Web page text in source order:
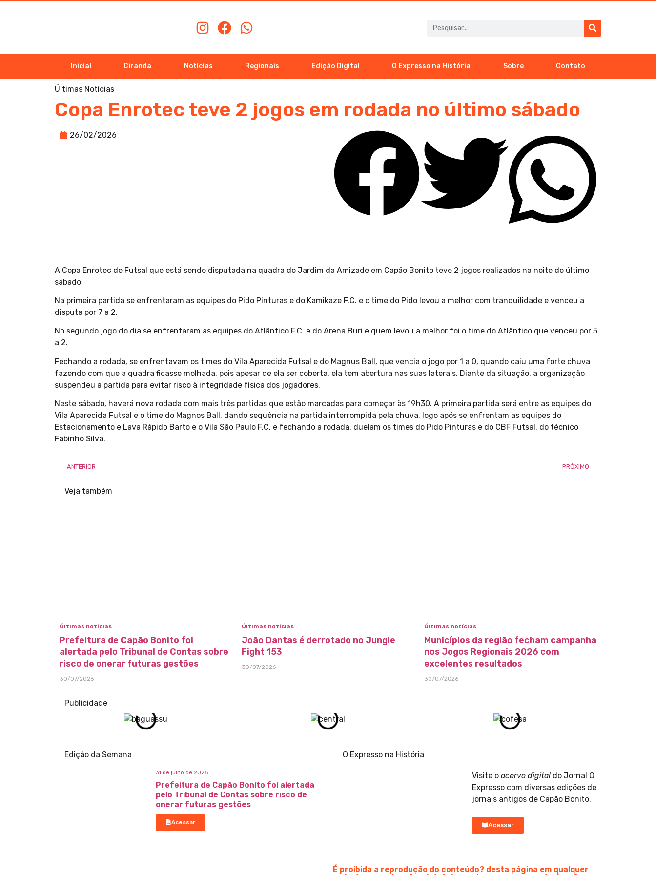
Inicial Ciranda Notícias Regionais Edição Digital O Expresso na História Sobre Contato
Últimas Notícias
Copa Enrotec teve 2 jogos em rodada no último sábado
26/02/2026
A Copa Enrotec de Futsal que está sendo disputada na quadra do Jardim da Amizade em Capão Bonito teve 2 jogos realizados na noite do último
sábado.
Na primeira partida se enfrentaram as equipes do Pido Pinturas e do Kamikaze F.C. e o time do Pido levou a melhor com tranquilidade e venceu a
disputa por 7 a 2.
No segundo jogo do dia se enfrentaram as equipes do Atlântico F.C. e do Arena Buri e quem levou a melhor foi o time do Atlântico que venceu por 5
a 2.
Fechando a rodada, se enfrentavam os times do Vila Aparecida Futsal e do Magnus Ball, que vencia o jogo por 1 a 0, quando caiu uma forte chuva
fazendo com que a quadra ficasse molhada, pois apesar de ela ser coberta, ela tem abertura nas suas laterais. Diante da situação, a organização
suspendeu a partida para evitar risco à integridade física dos jogadores.
Neste sábado, haverá nova rodada com mais três partidas que estão marcadas para começar às 19h30. A primeira partida será entre as equipes do
Vila Aparecida Futsal e o time do Magnos Ball, dando sequência na partida interrompida pela chuva, logo após se enfrentam as equipes do
Estacionamento e Lava Rápido Barto e o Vila São Paulo F.C. e fechando a rodada, duelam os times do Pido Pinturas e do CBF Futsal, do técnico
Fabinho Silva.
ANTERIOR PRÓXIMO
Veja também
Últimas notícias
Prefeitura de Capão Bonito foi
alertada pelo Tribunal de Contas sobre
risco de onerar futuras gestões
30/07/2026
Últimas notícias
João Dantas é derrotado no Jungle
Fight 153
30/07/2026
Últimas notícias
Municípios da região fecham campanha
nos Jogos Regionais 2026 com
excelentes resultados
30/07/2026
Publicidade
Edição da Semana
31 de julho de 2026
Prefeitura de Capão Bonito foi alertada
pelo Tribunal de Contas sobre risco de
onerar futuras gestões
Acessar
O Expresso na História
Visite o acervo digital do Jornal O
Expresso com diversas edições de
jornais antigos de Capão Bonito.
Acessar
É proibida a reprodução do conteúdo? desta página em qualquer